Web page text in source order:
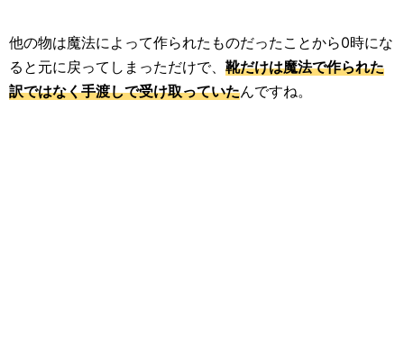
他の物は魔法によって作られたものだったことから0時にな
ると元に戻ってしまっただけで、 靴だけは魔法で作られた
訳ではなく手渡しで受け取っていたんですね。